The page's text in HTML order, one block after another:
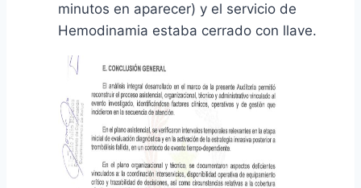
minutos en aparecer) y el servicio de
Hemodinamia estaba cerrado con llave.